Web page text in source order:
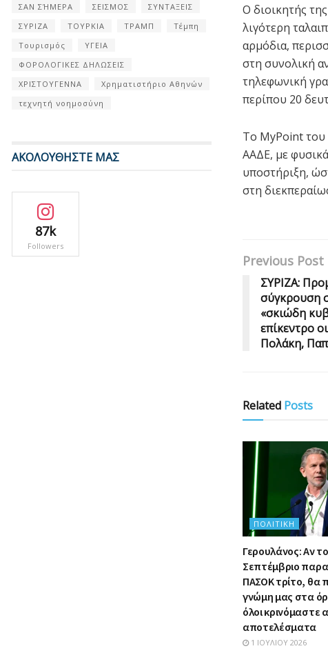
Ο διοικητής
λιγότερη
αρμόδια,
στη συνολική
τηλεφωνική
περίπου 20
Το MyPoint του
ΑΑΔΕ, με
υποστήριξη,
στη
Previous Post
ΣΥΡΙΖΑ:
σύγκρουση
«σκιώδη
επίκεντρο
Πολάκη,
Related Posts
ΠΟΛΙΤΙΚΉ
Γερουλάνος: Αν
Σεπτέμβριο
ΠΑΣΟΚ τρίτο, θα
γνώμη μας στα
όλοι κρινόμαστε
αποτελέσματα
1 ΙΟΥΛΊΟΥ 2026
ΣΑΝ ΣΉΜΕΡΑ
ΣΕΙΣΜΟΣ
ΣΥΝΤΑΞΕΙΣ
ΣΥΡΙΖΑ
ΤΟΥΡΚΙΑ ΤΡΑΜΠ
Τέμπη
Τουρισμός
ΥΓΕΙΑ
ΦΟΡΟΛΟΓΙΚΕΣ ΔΗΛΩΣΕΙΣ
ΧΡΙΣΤΟΥΓΕΝΝΑ
Χρηματιστήριο Αθηνών
τεχνητή νοημοσύνη
ΑΚΟΛΟΥΘΗΣΤΕ ΜΑΣ
87k
Followers